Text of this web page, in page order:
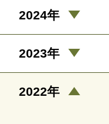
2024年
2023年
2022年